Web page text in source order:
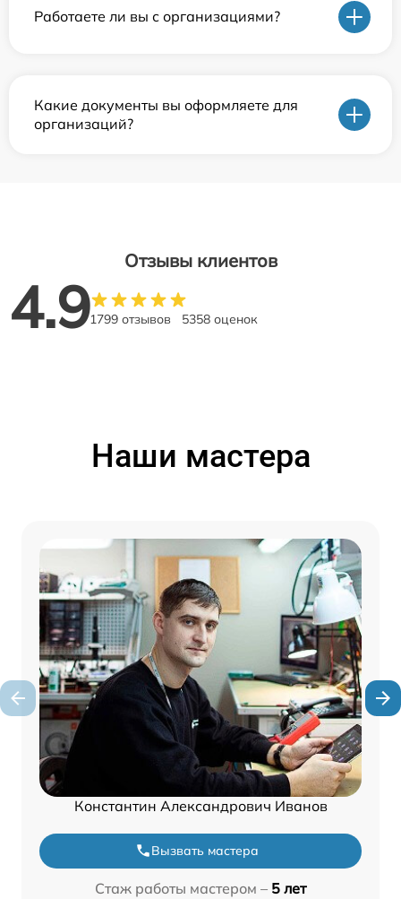
Работаете ли вы с организациями?
Какие документы вы оформляете для
организаций?
Отзывы клиентов
4.91799 отзывов 5358 оценок
Наши мастера
Константин Александрович Иванов
Вызвать мастера
Стаж работы мастером – 5 лет